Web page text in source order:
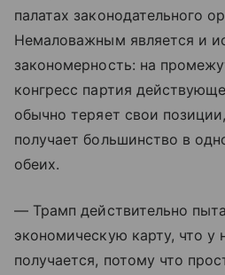
палатах законодательного
Немаловажным является и
закономерность: на
конгресс партия
обычно теряет свои
получает большинство в
обеих.
— Трамп действительно
экономическую карту, что у
получается, потому что